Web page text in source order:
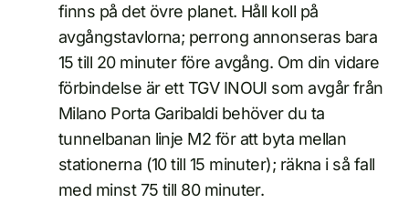
finns på det övre planet. Håll koll på
avgångstavlorna; perrong annonseras bara
15 till 20 minuter före avgång. Om din vidare
förbindelse är ett TGV INOUI som avgår från
Milano Porta Garibaldi behöver du ta
tunnelbanan linje M2 för att byta mellan
stationerna (10 till 15 minuter); räkna i så fall
med minst 75 till 80 minuter.